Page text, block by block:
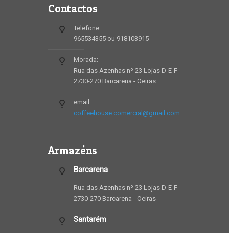
Contactos
Telefone:
965534355 ou 918103915
Morada:
Rua das Azenhas nº 23 Lojas D-E-F
2730-270 Barcarena - Oeiras
email:
coffeehouse.comercial@gmail.com
Armazéns
Barcarena
Rua das Azenhas nº 23 Lojas D-E-F
2730-270 Barcarena - Oeiras
Santarém